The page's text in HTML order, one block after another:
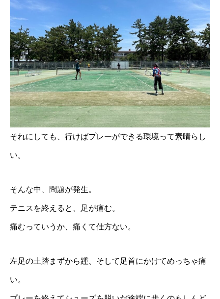
それにしても、行けばプレーができる環境って素晴らし
い。
そんな中、問題が発生。
テニスを終えると、足が痛む。
痛むっていうか、痛くて仕方ない。
左足の土踏まずから踵、そして足首にかけてめっちゃ痛
い。